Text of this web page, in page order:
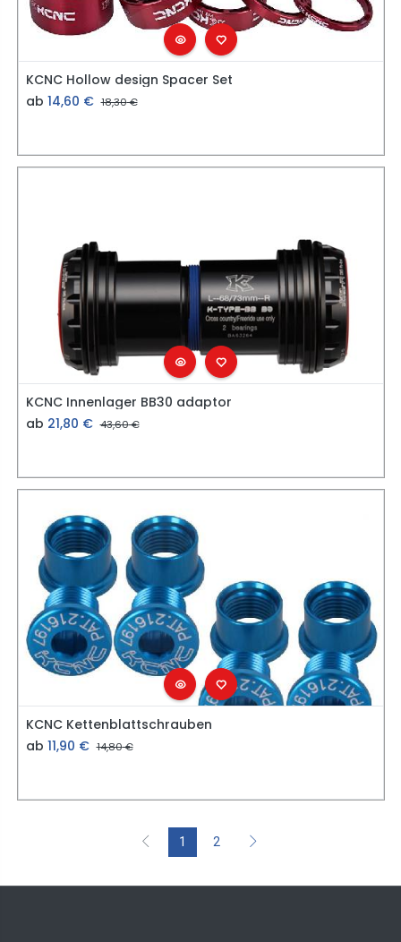
KCNC Hollow design Spacer Set
ab 14,60 € 18,30€
KCNC Innenlager BB30 adaptor
ab 21,80 € 43,60€
KCNC Kettenblattschrauben
ab 11,90 € 14,80€
1 2